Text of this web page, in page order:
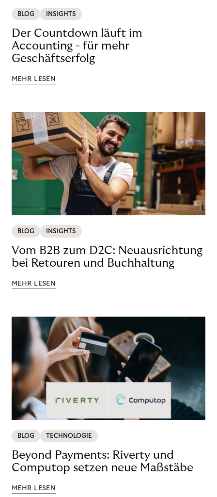
BLOG INSIGHTS
Der Countdown läuft im
Accounting - für mehr
Geschäftserfolg
MEHR LESEN
BLOG INSIGHTS
Vom B2B zum D2C: Neuausrichtung
bei Retouren und Buchhaltung
MEHR LESEN
BLOG TECHNOLOGIE
Beyond Payments: Riverty und
Computop setzen neue Maßstäbe
MEHR LESEN